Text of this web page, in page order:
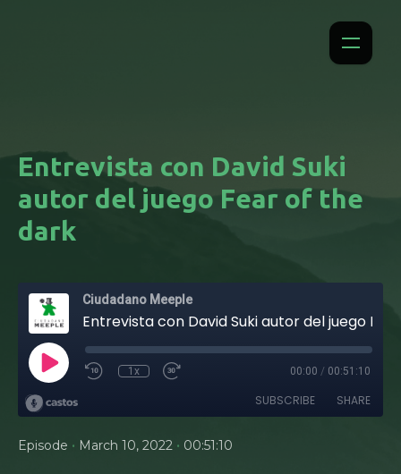
Entrevista con David Suki
autor del juego Fear of the
dark
Ciudadano Meeple
1x 00:00 / 00:51:10
SUBSCRIBE SHARE
Episode • March 10, 2022 • 00:51:10